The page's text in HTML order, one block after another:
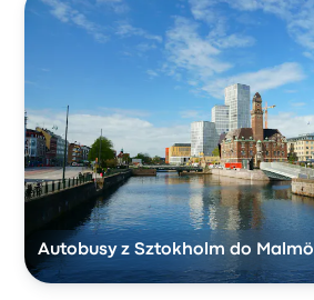
Autobusy z Sztokholm do Malmö